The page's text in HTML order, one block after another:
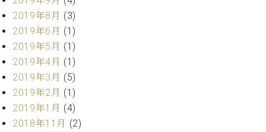
W.
ホ
フ
マ
ン
プ
ロ
フ
内
(PDF)
お
問
い
合
わ
せ
2019年8月 (3)
2019年6月 (1)
2019年5月 (1)
2019年4月 (1)
2019年3月 (5)
2019年2月 (1)
2019年1月 (4)
2018年11月 (2)